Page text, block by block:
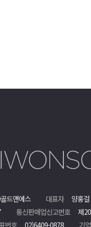
드앤에스 대표자 양홍걸
통신판매업신고번호 제